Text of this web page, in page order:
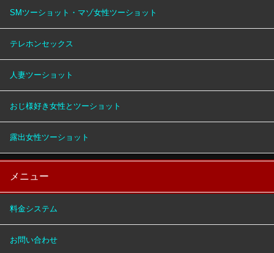
SMツーショット・マゾ女性ツーショット
テレホンセックス
人妻ツーショット
おじ様好き女性とツーショット
露出女性ツーショット
メニュー
料金システム
お問い合わせ